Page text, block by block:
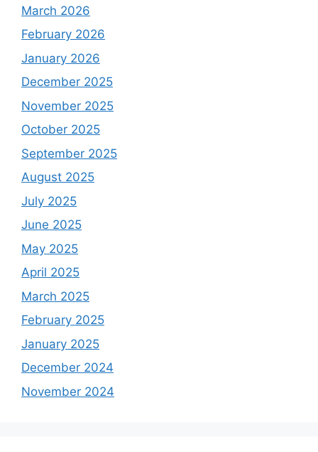
March 2026
February 2026
January 2026
December 2025
November 2025
October 2025
September 2025
August 2025
July 2025
June 2025
May 2025
April 2025
March 2025
February 2025
January 2025
December 2024
November 2024